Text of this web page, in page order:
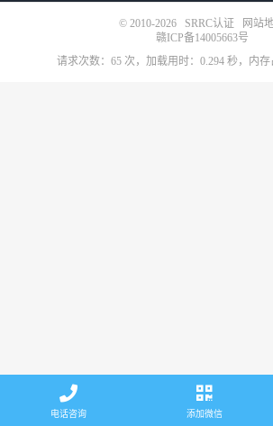
© 2010-2026 SRRC认证
网站
赣ICP备14005663号
请求次数：65 次，加载用时：0.294 秒，内
电话咨询 添加微信